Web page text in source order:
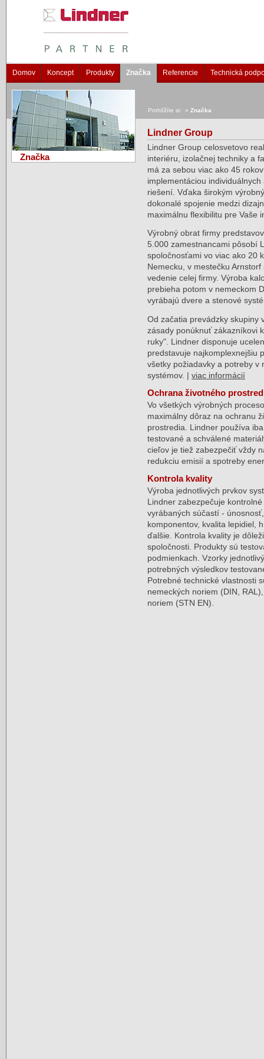
Domov Koncept Produkty Značka Referencie Technická
Prohlížíte si: » Značka
Značka
Lindner Group
Lindner Group celosvetovo
interiéru, izolačnej techniky a
má za sebou viac ako 45
implementáciou
riešení. Vďaka širokým
dokonalé spojenie medzi
maximálnu flexibilitu pre Vaše
Výrobný obrat firmy
5.000 zamestnancami pôsobí
spoločnosťami vo viac ako 20
Nemecku, v mestečku
vedenie celej firmy. Výroba
prebieha potom v nemeckom
vyrábajú dvere a stenové
Od začatia prevádzky skupiny
zásady ponúknuť zákazníkovi
ruky". Lindner disponuje
predstavuje najkomplexnejšiu
všetky požiadavky a potreby v
systémov. |viac informácií
Ochrana životného
Vo všetkých výrobných
maximálny dôraz na ochranu
prostredia. Lindner používa
testované a schválené
cieľov je tiež zabezpečiť vždy
redukciu emisií a spotreby
Kontrola kvality
Výroba jednotlivých prvkov
Lindner zabezpečuje
vyrábaných súčastí -
komponentov, kvalita lepidiel,
ďalšie. Kontrola kvality je
spoločnosti. Produkty sú
podmienkach. Vzorky
potrebných výsledkov
Potrebné technické vlastnosti
nemeckých noriem (DIN,
noriem (STN EN).